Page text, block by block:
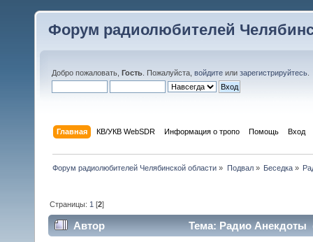
Форум радиолюбителей
Добро пожаловать, Гость . Пожалуйста, войдите или зарегистрируйтесь
Главная КВ/УКВ WebSDR Информация о тропо Помощь Вход
Форум радиолюбителей Челябинской области » Подвал» Беседка»
Страницы: 1 [2]
Автор Тема: Радио Анекдоты